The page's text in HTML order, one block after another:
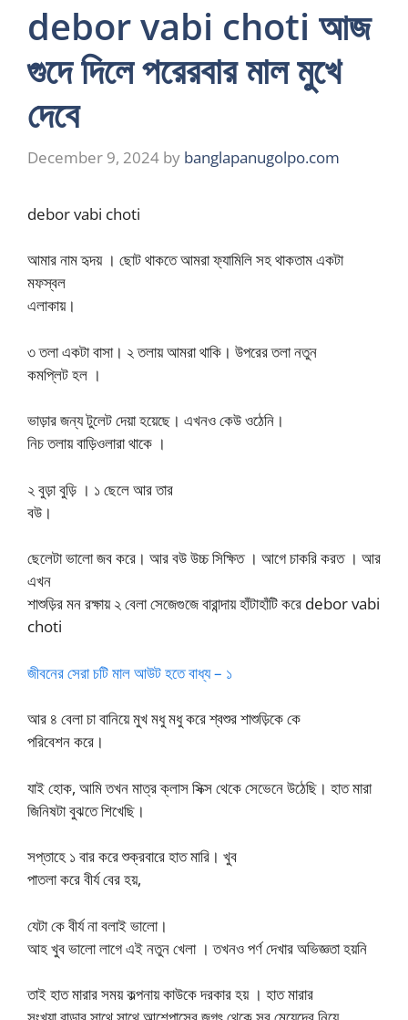
debor vabi choti আজ
গুদে দিলে পরেরবার মাল মুখে
দেবে
December 9, 2024 by banglapanugolpo.com
debor vabi choti
আমার নাম হৃদয় । ছোট থাকতে আমরা ফ্যামিলি সহ থাকতাম একটা
মফস্বল
এলাকায়।
৩ তলা একটা বাসা। ২ তলায় আমরা থাকি। উপরের তলা নতুন
কমপ্লিট হল ।
ভাড়ার জন্য টুলেট দেয়া হয়েছে। এখনও কেউ ওঠেনি।
নিচ তলায় বাড়িওলারা থাকে ।
২ বুড়া বুড়ি । ১ ছেলে আর তার
বউ।
ছেলেটা ভালো জব করে। আর বউ উচ্চ সিক্ষিত । আগে চাকরি করত । আর
এখন
শাশুড়ির মন রক্ষায় ২ বেলা সেজেগুজে বারান্দায় হাঁটাহাঁটি করে debor vabi
choti
জীবনের সেরা চটি মাল আউট হতে বাধ্য – ১
আর ৪ বেলা চা বানিয়ে মুখ মধু মধু করে শ্বশুর শাশুড়িকে কে
পরিবেশন করে।
যাই হোক, আমি তখন মাত্র ক্লাস সিক্স থেকে সেভেনে উঠেছি। হাত মারা
জিনিষটা বুঝতে শিখেছি।
সপ্তাহে ১ বার করে শুক্রবারে হাত মারি। খুব
পাতলা করে বীর্য বের হয়,
যেটা কে বীর্য না বলাই ভালো।
আহ খুব ভালো লাগে এই নতুন খেলা । তখনও পর্ণ দেখার অভিজ্ঞতা হয়নি
তাই হাত মারার সময় কল্পনায় কাউকে দরকার হয় । হাত মারার